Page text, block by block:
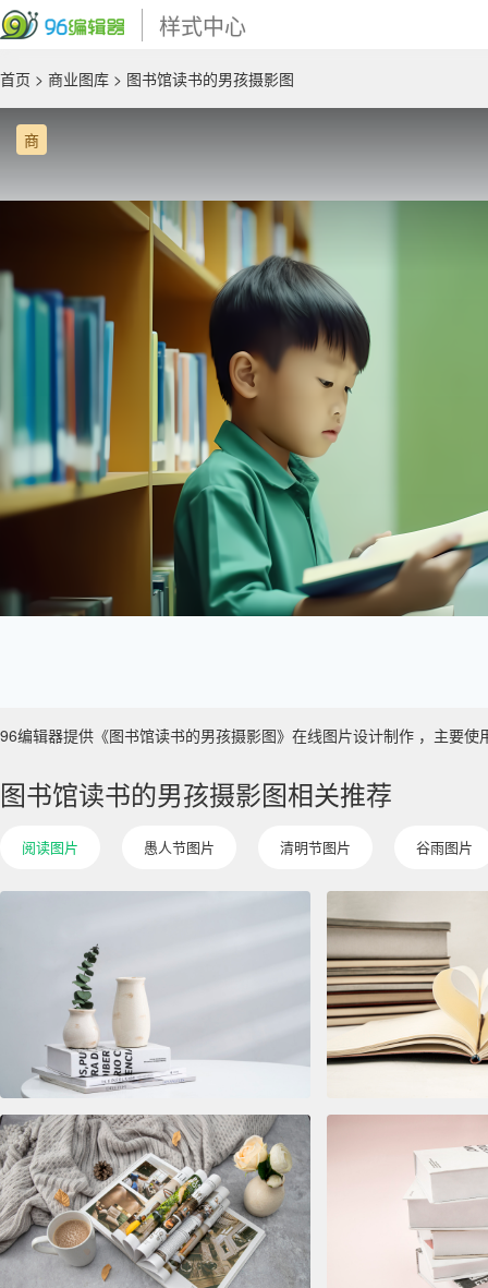
样式中心
首页 > 商业图库 > 图书馆读书的男孩摄影图
商
96编辑器提供《图书馆读书的男孩摄影图》在线图片设计制作 ，主要
图书馆读书的男孩摄影图相关推荐
阅读图片 愚人节图片 清明节图片 谷雨图片